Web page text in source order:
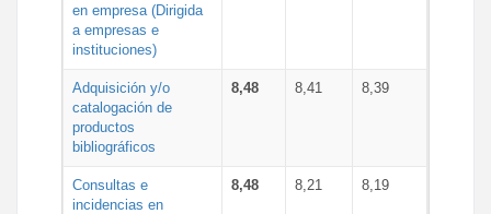
en empresa (Dirigida
a empresas e
instituciones)
Adquisición y/o
catalogación de
productos
bibliográficos
8,48 8,41 8,39
Consultas e
incidencias en
8,48 8,21 8,19